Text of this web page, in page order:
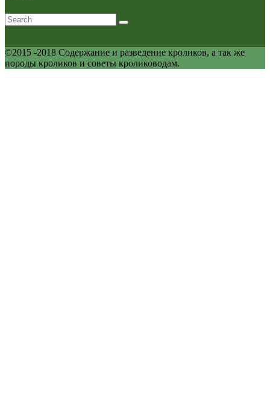
©2015 -2018 Содержание и разведение кроликов, а так же
породы кроликов и советы кролиководам.